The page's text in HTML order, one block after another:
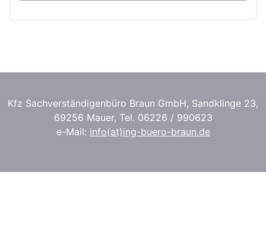
Kfz Sachverständigenbüro Braun GmbH, Sandklinge 23,
69256 Mauer, Tel. 06226 / 990623
e-Mail: info(at)ing-buero-braun.de